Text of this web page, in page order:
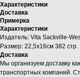
Характеристики
Доставка
Примерка
Характеристики
Издатель: Vita Sackville-
Размер: 22,5x16см 382 стр.
Доставка
Мы организуем доставку
транспортных компаний.